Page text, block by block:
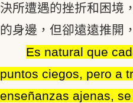
決所遭遇的挫折和困境
的身邊，但卻遠遠推開
Es natural que
puntos ciegos, pero a
enseñanzas ajenas,